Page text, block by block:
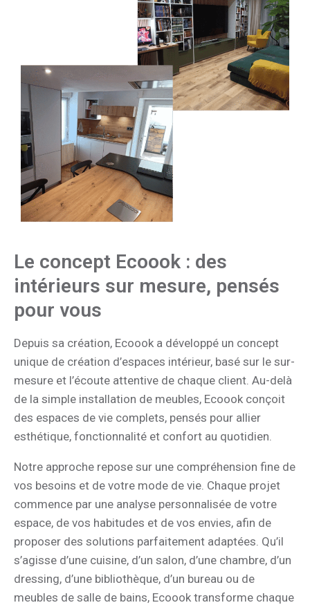
Le concept Ecoook : des
intérieurs sur mesure, pensés
pour vous
Depuis sa création, Ecoook a développé un concept
unique de création d’espaces intérieur, basé sur le sur-
mesure et l’écoute attentive de chaque client. Au-delà
de la simple installation de meubles, Ecoook conçoit
des espaces de vie complets, pensés pour allier
esthétique, fonctionnalité et confort au quotidien.
Notre approche repose sur une compréhension fine de
vos besoins et de votre mode de vie. Chaque projet
commence par une analyse personnalisée de votre
espace, de vos habitudes et de vos envies, afin de
proposer des solutions parfaitement adaptées. Qu’il
s’agisse d’une cuisine, d’un salon, d’une chambre, d’un
dressing, d’une bibliothèque, d’un bureau ou de
meubles de salle de bains, Ecoook transforme chaque